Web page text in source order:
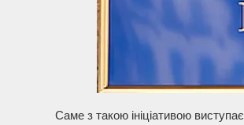
Саме з такою ініціативою виступає